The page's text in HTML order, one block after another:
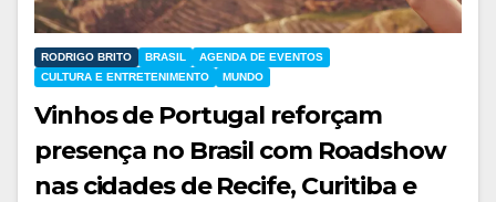
BRASIL
AGENDA DE EVENTOS
CULTURA E ENTRETENIMENTO
MUNDO
RODRIGO BRITO
Vinhos de Portugal reforçam
presença no Brasil com Roadshow
nas cidades de Recife, Curitiba e